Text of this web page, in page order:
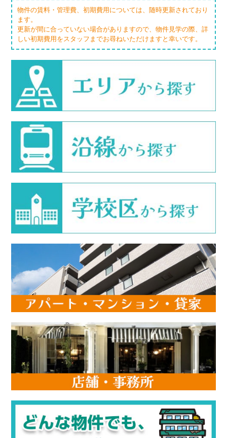
物件の賃料・管理費、初期費用については、随時更新されており
ます。
更新が間に合っていない場合がありますので、物件見学の際、詳
しい初期費用をスタッフまでお尋ねいただけますと幸いです。